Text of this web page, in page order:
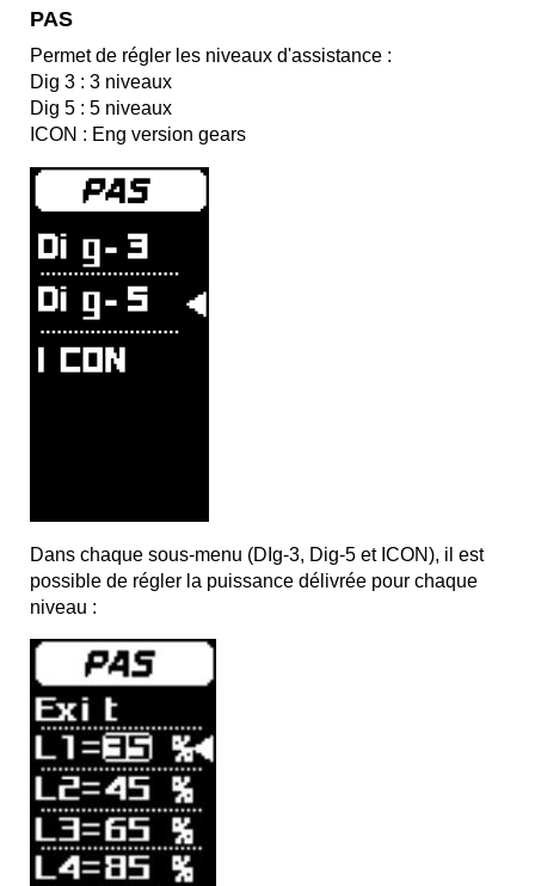
PAS
Permet de régler les niveaux d'assistance :
Dig 3 : 3 niveaux
Dig 5 : 5 niveaux
ICON : Eng version gears
Dans chaque sous-menu (DIg-3, Dig-5 et ICON), il est
possible de régler la puissance délivrée pour chaque
niveau :